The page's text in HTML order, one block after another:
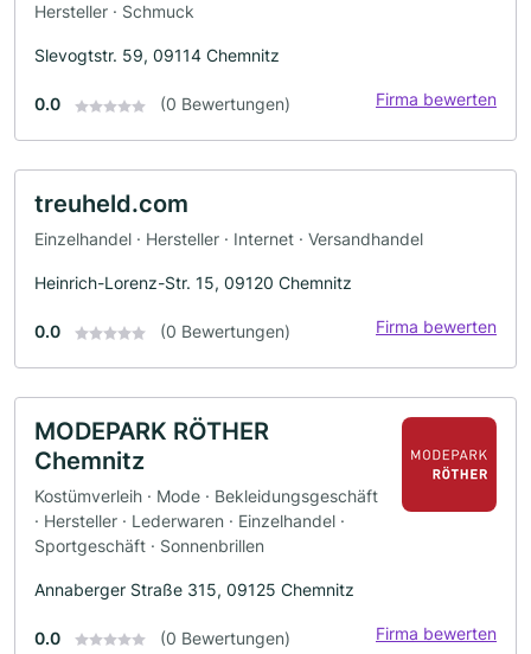
Hersteller · Schmuck
Slevogtstr. 59, 09114 Chemnitz
0.0 (0 Bewertungen) Firma bewerten
treuheld.com
Einzelhandel · Hersteller · Internet · Versandhandel
Heinrich-Lorenz-Str. 15, 09120 Chemnitz
0.0 (0 Bewertungen) Firma bewerten
MODEPARK RÖTHER
Chemnitz
Kostümverleih · Mode · Bekleidungsgeschäft
· Hersteller · Lederwaren · Einzelhandel ·
Sportgeschäft · Sonnenbrillen
Annaberger Straße 315, 09125 Chemnitz
0.0 (0 Bewertungen) Firma bewerten